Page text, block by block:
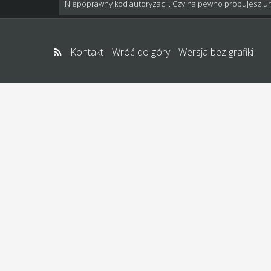
Niepoprawny kod autoryzacji. Czy na pewno próbujesz
Kontakt Wróć do góry Wersja bez grafiki